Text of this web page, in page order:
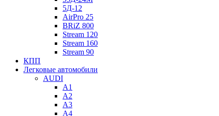
5Д-12
AirPro 25
BRiZ 800
Stream 120
Stream 160
Stream 90
КПП
Легковые автомобили
AUDI
A1
A2
A3
A4